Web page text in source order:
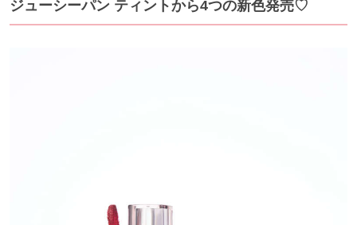
ジューシーパン ティントから4つの新色発売♡